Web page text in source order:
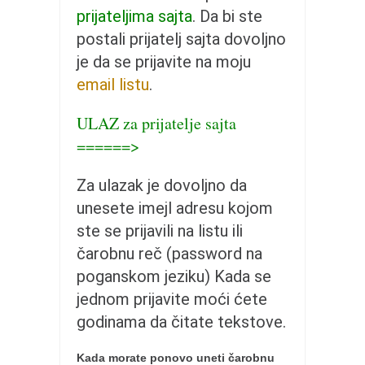
zabranjena istorija
ćirilica
porodične priče
Okinava karate
moje beleške
istorija karatea
bubishi
kihon
prijateljima sajta. Da bi ste
postali prijatelj sajta dovoljno
je da se prijavite na moju
email listu.
ULAZ za prijatelje sajta
======>
Za ulazak je dovoljno da
unesete imejl adresu kojom
ste se prijavili na listu ili
čarobnu reč (password na
poganskom jeziku) Kada se
jednom prijavite moći ćete
godinama da čitate tekstove.
Kada morate ponovo uneti čarobnu